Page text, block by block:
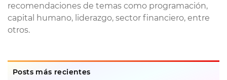
recomendaciones de temas como programación,
capital humano, liderazgo, sector financiero, entre
otros.
Posts más recientes